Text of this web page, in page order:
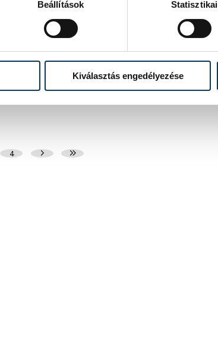
Beállítások Statisztikai
Kiválasztás engedélyezése
rajzpályázatot gyerekeknek a házasság hetéhez
kapcsolódóan, melynek eredményhirdetését szombat
délelőtt rendezték meg a Petőfi Színházban.
4